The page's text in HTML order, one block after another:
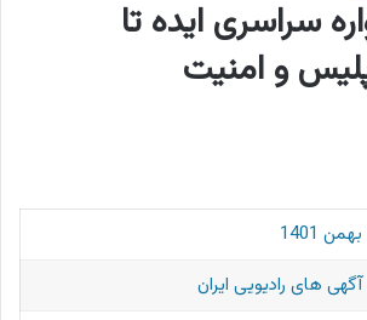
سراسری ایده تا
و امنیت
بهمن 1401
آگهی های رادیویی ایران